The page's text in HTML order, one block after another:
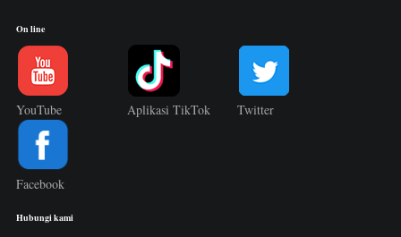
On line
YouTube Aplikasi TikTok Twitter
Facebook
Hubungi kami